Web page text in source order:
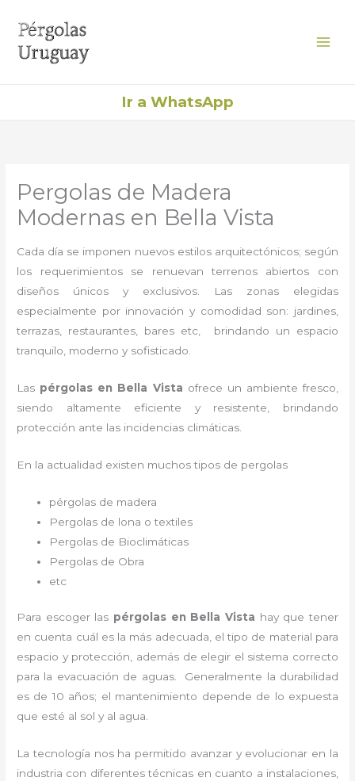
contenido
Ir a WhatsApp
Pergolas de Madera
Modernas en Bella Vista
Cada día se imponen nuevos estilos arquitectónicos; según
los requerimientos se renuevan terrenos abiertos con
diseños únicos y exclusivos. Las zonas elegidas
especialmente por innovación y comodidad son: jardines,
terrazas, restaurantes, bares etc, brindando un espacio
tranquilo, moderno y sofisticado.
Las pérgolas en Bella Vista ofrece un ambiente fresco,
siendo altamente eficiente y resistente, brindando
protección ante las incidencias climáticas.
En la actualidad existen muchos tipos de pergolas
pérgolas de madera
Pergolas de lona o textiles
Pergolas de Bioclimáticas
Pergolas de Obra
etc
Para escoger las pérgolas en Bella Vista hay que tener
en cuenta cuál es la más adecuada, el tipo de material para
espacio y protección, además de elegir el sistema correcto
para la evacuación de aguas. Generalmente la durabilidad
es de 10 años; el mantenimiento depende de lo expuesta
que esté al sol y al agua.
La tecnología nos ha permitido avanzar y evolucionar en la
industria con diferentes técnicas en cuanto a instalaciones,